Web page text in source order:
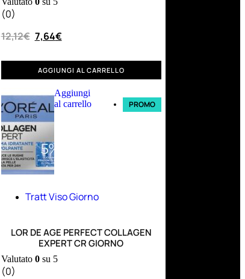
(0)
12,12€ 7,64€
AGGIUNGI AL CARRELLO
Aggiungi
al carrello
PROMO
Tratt Viso Giorno
LOR DE AGE PERFECT COLLAGEN
EXPERT CR GIORNO
Valutato 0su 5
(0)